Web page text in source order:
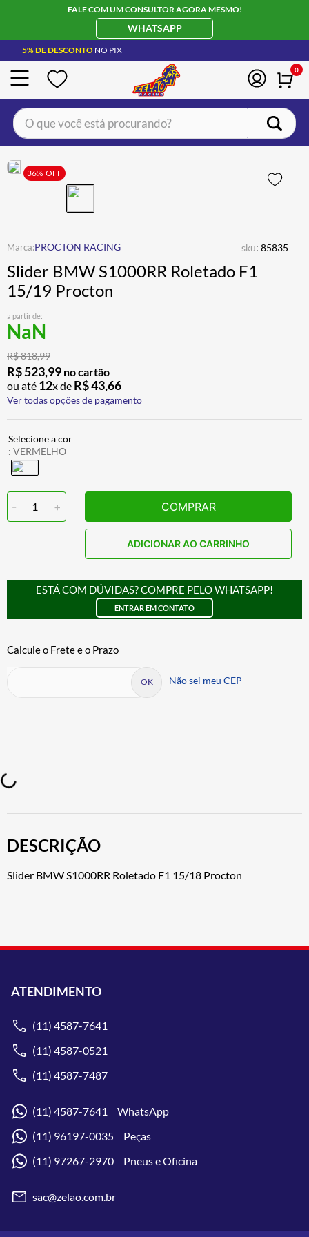
FALE COM UM CONSULTOR AGORA MESMO!
WHATSAPP
5% DE DESCONTO NO PIX
0
O que você está procurando?
36% OFF
PROCTON RACING sku: 85835
Slider BMW S1000RR Roletado F1
15/19 Procton
a partir de:
NaN
R$818,99
R$523,99 no cartão
ou até 12x de R$43,66
Ver todas opções de pagamento
: VERMELHO
- 1 + COMPRAR
ADICIONAR AO CARRINHO
ESTÁ COM DÚVIDAS? COMPRE PELO WHATSAPP!
ENTRAR EM CONTATO
Não sei meu CEP
DESCRIÇÃO
Slider BMW S1000RR Roletado F1 15/18 Procton
ATENDIMENTO
(11) 4587-7641
(11) 4587-0521
(11) 4587-7487
(11) 4587-7641 WhatsApp
(11) 96197-0035 Peças
(11) 97267-2970 Pneus e Oficina
sac@zelao.com.br
1º CAPACETE LS2
BOTA
4º ÓCULOS SOLAR
5 º LUVA
6 º BAU
7º
9º CALÇA
10 º BOTAS